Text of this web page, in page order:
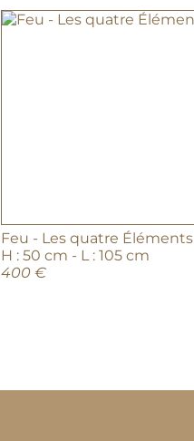
Feu - Les quatre Éléments
H : 50 cm - L : 105 cm
400 €